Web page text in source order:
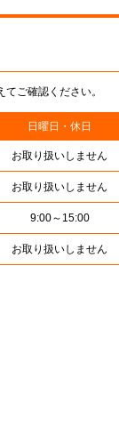
ご確認ください。
日曜日・休日
お取り扱いしません
お取り扱いしません
9:00～15:00
お取り扱いしません